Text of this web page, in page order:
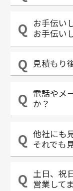
お手伝い
お手伝い
見積もり
電話やメ
か？
他社にも
それでも
土日、祝
営業して